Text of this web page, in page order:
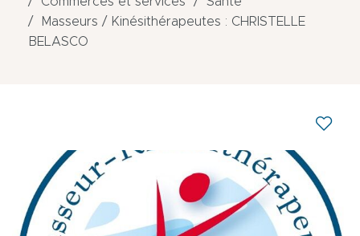
Masseurs / Kinésithérapeutes : CHRISTELLE
BELASCO